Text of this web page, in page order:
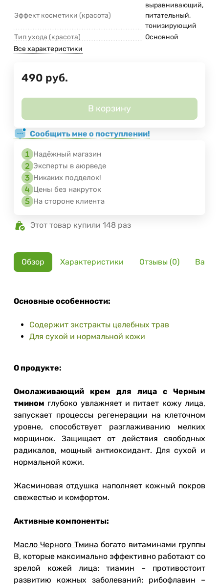
Эффект косметики (красота)
выравнивающий,
питательный,
тонизирующий
Тип ухода (красота)
Основной
Все характеристики
490 руб.
В корзину
Сообщить мне о поступлении!
Надёжный магазин
Эксперты в аюрведе
Никаких подделок!
Цены без накруток
На стороне клиента
Этот товар купили 148 раз
Обзор Характеристики Отзывы (0)
Основные особенности:
Содержит экстракты целебных трав
Для сухой и нормальной кожи
О продукте:
Омолаживающий крем для лица с Черным
тмином глубоко увлажняет и питает кожу лица,
запускает процессы регенерации на клеточном
уровне, способствует разглаживанию мелких
морщинок. Защищает от действия свободных
радикалов, мощный антиоксидант. Для сухой и
нормальной кожи.
Жасминовая отдушка наполняет кожный покров
свежестью и комфортом.
Активные компоненты:
Масло Черного Тмина богато витаминами группы
В, которые максимально эффективно работают со
зрелой кожей лица: тиамин – противостоит
развитию кожных заболеваний; рибофлавин –